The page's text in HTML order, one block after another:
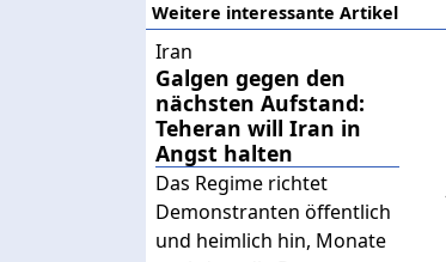
Weitere interessante Artikel
Iran
Galgen gegen den
nächsten Aufstand:
Teheran will Iran in
Angst halten
Das Regime richtet
Demonstranten öffentlich
und heimlich hin, Monate